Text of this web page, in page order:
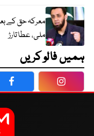
معرکہ حق کے
ملی، عطا تارڑ
ہمیں فالو کریں
Facebook